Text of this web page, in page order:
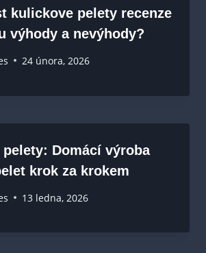
kulickove pelety recenze
výhody a nevýhody?
24 února, 2026
Domácí výroba
krok za krokem
13 ledna, 2026